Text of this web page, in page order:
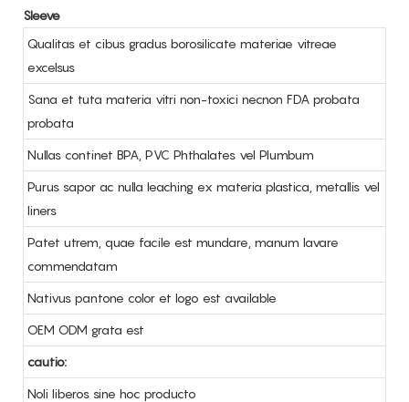
Sleeve
Qualitas et cibus gradus borosilicate materiae vitreae
excelsus
Sana et tuta materia vitri non-toxici necnon FDA probata
probata
Nullas continet BPA, PVC Phthalates vel Plumbum
Purus sapor ac nulla leaching ex materia plastica, metallis vel
liners
Patet utrem, quae facile est mundare, manum lavare
commendatam
Nativus pantone color et logo est available
OEM ODM grata est
cautio:
Noli liberos sine hoc producto